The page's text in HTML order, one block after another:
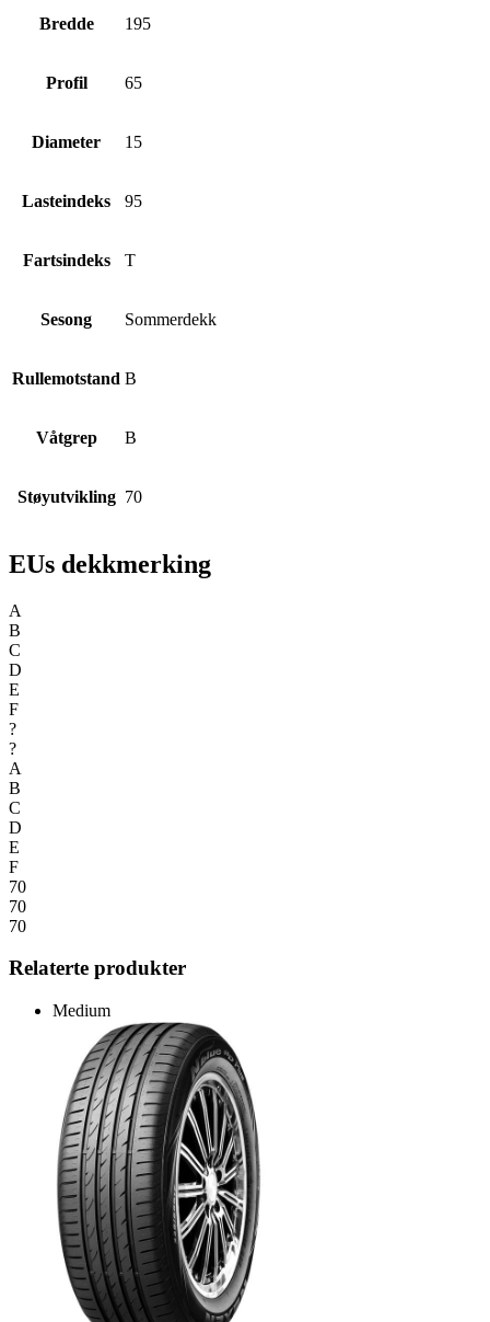
Bredde 195
Profil 65
Diameter 15
Lasteindeks 95
Fartsindeks T
Sesong Sommerdekk
Rullemotstand B
Våtgrep B
Støyutvikling 70
EUs dekkmerking
A
B
C
D
E
F
?
?
A
B
C
D
E
F
70
70
70
Relaterte produkter
Medium